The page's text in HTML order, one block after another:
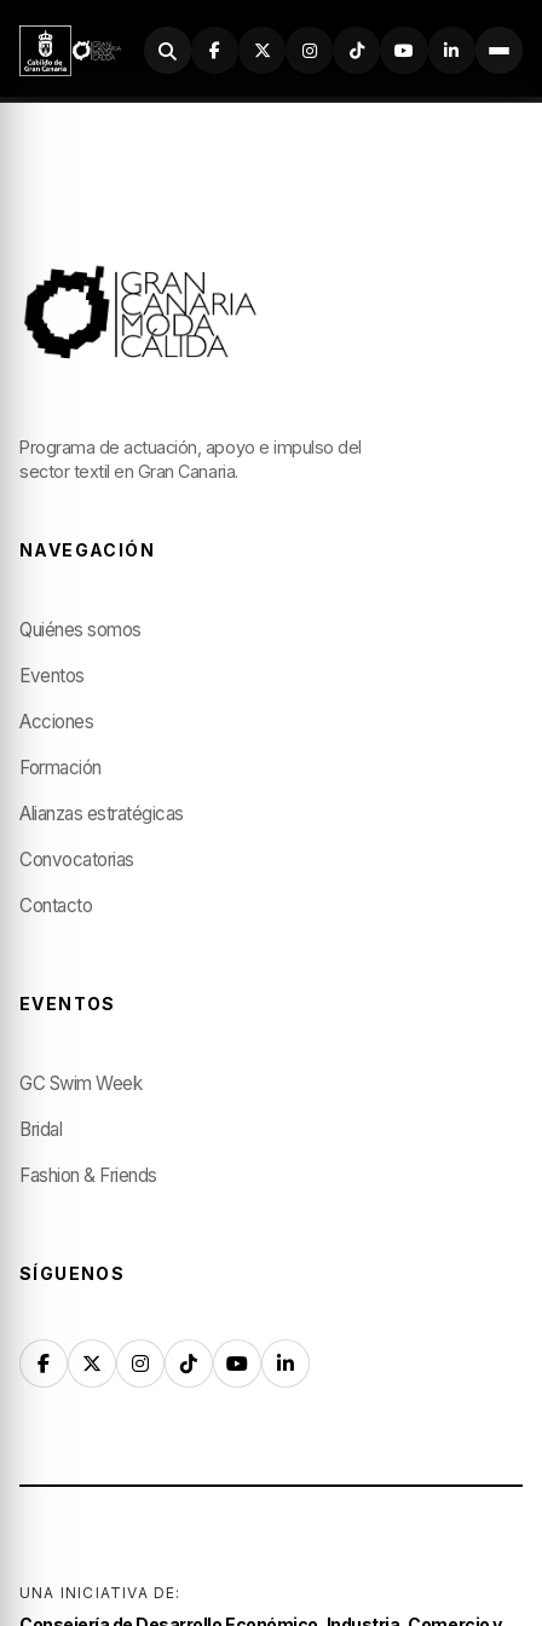
Buscador
Programa de actuación, apoyo e impulso del
sector textil en Gran Canaria.
NAVEGACIÓN
Quiénes somos
Eventos
Acciones
Formación
Alianzas estratégicas
Convocatorias
Contacto
EVENTOS
GC Swim Week
Bridal
Fashion & Friends
SÍGUENOS
UNA INICIATIVA DE: